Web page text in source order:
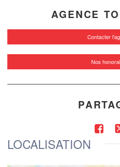
AGENCE
Contacter
Nos
LOCALISATION